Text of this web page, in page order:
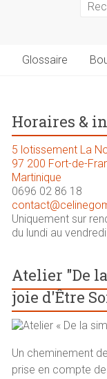
Glossaire
Horaires &
5 lotissement La
97 200 Fort-de-
Martinique
0696 02 86 18
Uniquement sur
du lundi au
Atelier "De
joie d'Être
Un cheminement
prise en compte